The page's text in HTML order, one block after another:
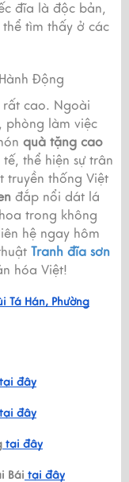
đĩa là độc bản,
tìm thấy ở các
Động
cao. Ngoài
làm việc
quà tặng cao
thể hiện sự trân
truyền thống Việt
đắp nổi dát lá
trong không
hệ ngay hôm
Tranh đĩa sơn
hóa Việt!
Tá Hán, Phường
tại đây
tại đây
tại đây
Bái tại đây